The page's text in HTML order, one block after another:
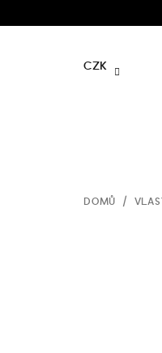
na
CZK
DOMŮ /